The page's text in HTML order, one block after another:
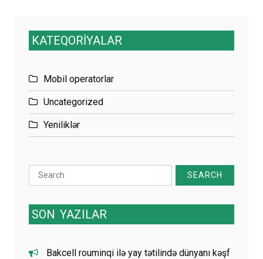
KATEQORİYALAR
Mobil operatorlar
Uncategorized
Yeniliklər
Search
for:
SON YAZILAR
Bakcell rouminqi ilə yay tətilində dünyanı kəşf